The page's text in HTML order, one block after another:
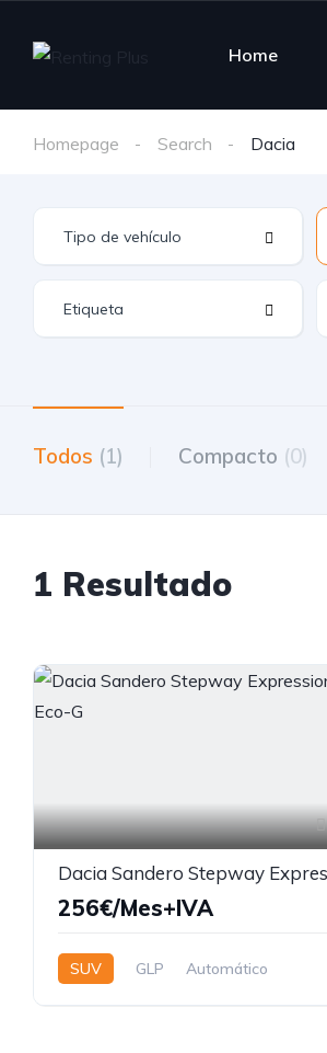
Home
Homepage Search Dacia
Todos (1) Compacto (0)
1 Resultado
256€/Mes+IVA
SUV GLP Automático